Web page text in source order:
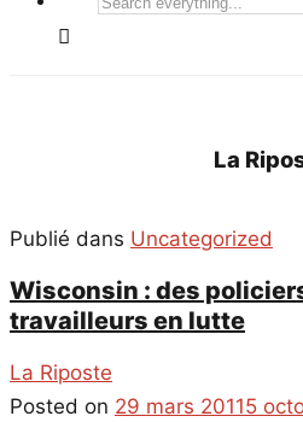
La
Publié dans Uncategorized
Wisconsin : des
travailleurs en lutte
La Riposte
Posted on 29 mars 20115